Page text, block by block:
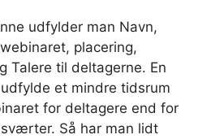
udfylder man Navn,
placering,
Talere til deltagerne. En
et mindre tidsrum
for deltagere end for
Så har man lidt